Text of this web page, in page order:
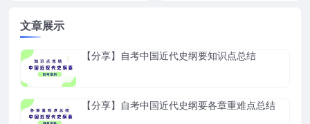
文章展示
【分享】自考中国近代史纲要知识点总结
【分享】自考中国近代史纲要各章重难点总结